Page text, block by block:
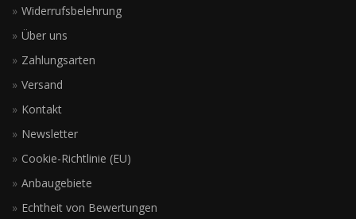
Widerrufsbelehrung
Über uns
Zahlungsarten
Versand
Kontakt
Newsletter
Cookie-Richtlinie (EU)
Anbaugebiete
Echtheit von Bewertungen